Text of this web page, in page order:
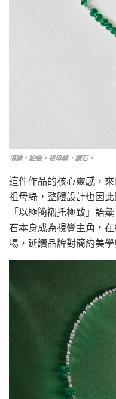
項鍊，鉑金，祖母綠，鑽石。
這件作品的核心靈感，
祖母綠，整體設計也因
「以極簡襯托極致」語
石本身成為視覺主角，
場，延續品牌對簡約美